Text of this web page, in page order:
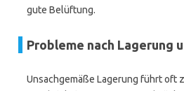
gute Belüftung.
Probleme nach Lagerung
Unsachgemäße Lagerung führt oft